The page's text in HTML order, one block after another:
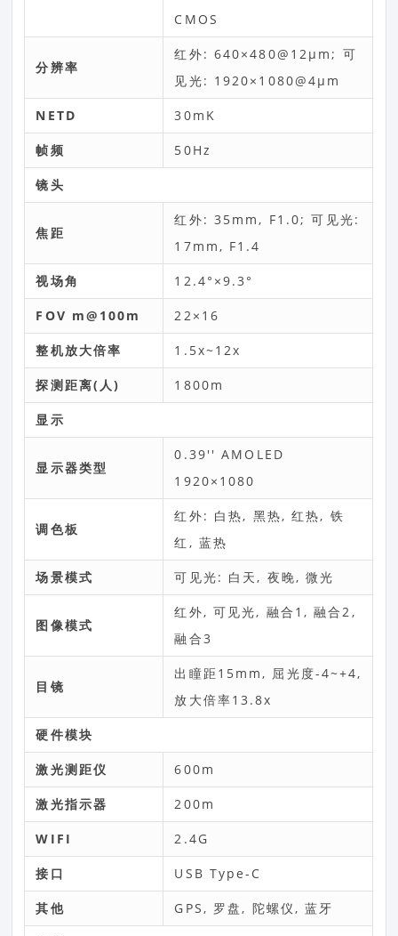
CMOS
分辨率
红外: 640×480@12μm; 可
见光: 1920×1080@4μm
NETD 30mK
帧频 50Hz
镜头
焦距
红外: 35mm, F1.0; 可见光:
17mm, F1.4
视场角 12.4°×9.3°
FOV m@100m 22×16
整机放大倍率 1.5x~12x
探测距离(人) 1800m
显示
显示器类型
0.39'' AMOLED
1920×1080
调色板
红外: 白热, 黑热, 红热, 铁
红, 蓝热
场景模式 可见光: 白天, 夜晚, 微光
图像模式
红外, 可见光, 融合1, 融合2,
融合3
目镜
出瞳距15mm, 屈光度-4~+4,
放大倍率13.8x
硬件模块
激光测距仪 600m
激光指示器 200m
WIFI 2.4G
接口 USB Type-C
其他 GPS, 罗盘, 陀螺仪, 蓝牙